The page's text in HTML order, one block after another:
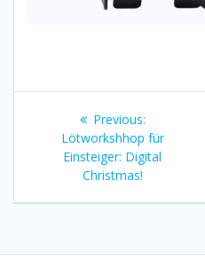
Previous:Previous
post:
Lötworkshhop für
Einsteiger: Digital
Christmas!